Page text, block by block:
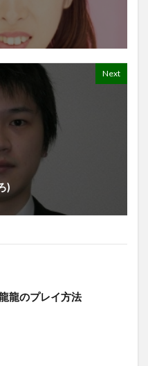
Next
)
龍のプレイ方法